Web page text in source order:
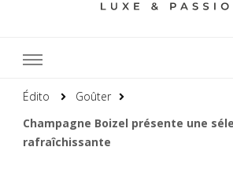
Édito
Goûter
Champagne Boizel présente une
rafraîchissante